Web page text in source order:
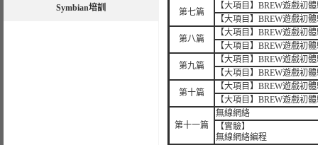
Symbian培訓
第七篇
【大項目】BREW遊戲初
【大項目】BREW遊戲初
第八篇
【大項目】BREW遊戲初
【大項目】BREW遊戲初
第九篇
【大項目】BREW遊戲初
【大項目】BREW遊戲初
第十篇
【大項目】BREW遊戲初
【大項目】BREW遊戲初
第十一篇
無線網絡
【實驗】
無線網絡編程